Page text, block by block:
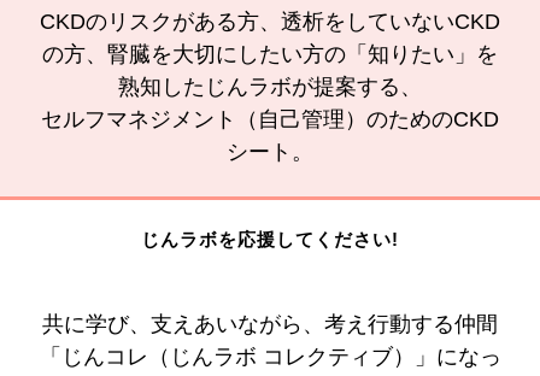
CKDのリスクがある方、透析をしていないCKD
の方、腎臓を大切にしたい方の「知りたい」を
熟知したじんラボが提案する、
セルフマネジメント（自己管理）のためのCKD
シート。
じんラボを応援してください!
共に学び、支えあいながら、考え行動する仲間
「じんコレ（じんラボ コレクティブ）」になっ